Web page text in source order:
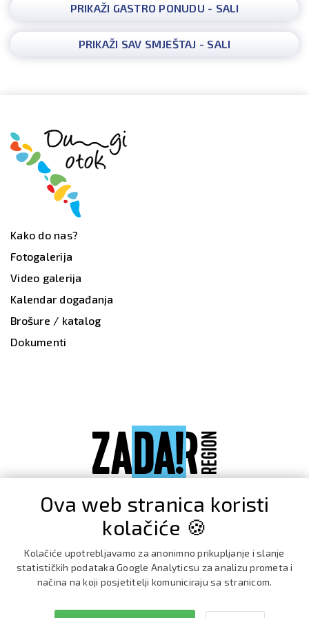
PRIKAŽI GASTRO PONUDU - SALI
PRIKAŽI SAV SMJEŠTAJ - SALI
Kako do nas?
Fotogalerija
Video galerija
Kalendar događanja
Brošure / katalog
Dokumenti
Ova web stranica koristi
kolačiće 🍪
Kolačiće upotrebljavamo za anonimno prikupljanje i slanje
statističkih podataka Google Analyticsu za analizu prometa i
načina na koji posjetitelji komuniciraju sa stranicom.